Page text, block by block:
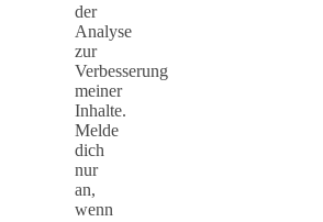
der
Analyse
zur
Verbesserung
meiner
Inhalte.
Melde
dich
nur
an,
wenn